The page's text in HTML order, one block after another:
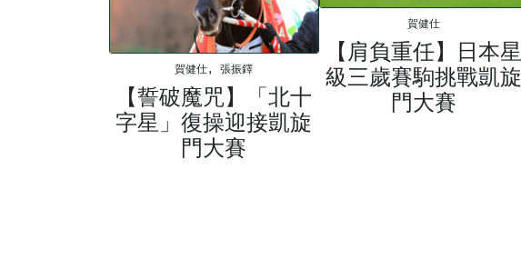
賀健仕, 張振鐸
【誓破魔咒】「北十
字星」復操迎接凱旋
門大賽
賀健仕
【肩負重任】日本星
級三歲賽駒挑戰凱旋
門大賽